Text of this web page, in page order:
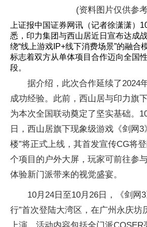
(资料图片仅供参
上证报中国证券网讯（记者徐潇潇）
悉，印力集团与西山居近日宣布达成
绕“线上游戏IP+线下消费场景”的融合
标志着双方从单体项目合作迈向全国
段。
据介绍，此次合作延续了2024
成功经验。此前，西山居与印力旗
为本次全国联动奠定了坚实基础。
日，西山居旗下现象级游戏《剑网3
楼”将正式上线，其首发宣传CG将
个项目的户外大屏，玩家可前往参
体验新门派带来的视觉盛宴。
10月24日至10月26日，《剑网
行”首次登陆大湾区，在广州永庆坊
上演。活动内容包括全门派